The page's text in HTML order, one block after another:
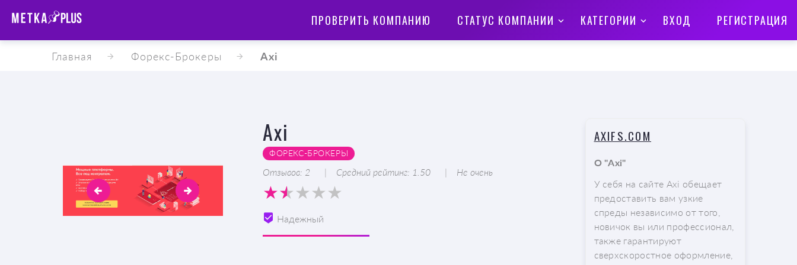
ПРОВЕРИТЬ КОМПАНИЮ СТАТУС КОМПАНИИ КАТЕГОРИИ ВХОД РЕГИСТРАЦИЯ
Главная Форекс-Брокеры Axi
Axi
ФОРЕКС-БРОКЕРЫ
Отзывов: 2 Средний рейтинг: 1.50 Не очень
Надежный
AXIFS.COM
О "Axi"
У себя на сайте Axi обещает
предоставить вам узкие
спреды независимо от того,
новичок вы или профессионал,
также гарантируют
сверхскоростное оформление,